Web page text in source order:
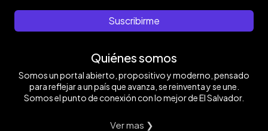
Suscribirme
Quiénes somos
Somos un portal abierto, propositivo y moderno, pensado
para reflejar a un país que avanza, se reinventa y se une.
Somos el punto de conexión con lo mejor de El Salvador.
Ver mas ❯